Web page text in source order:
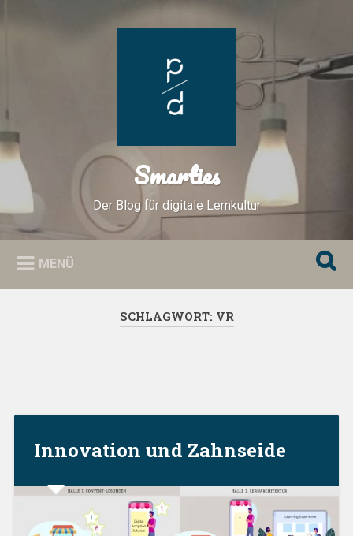
Smarties
Der Blog für digitale Lernkultur
MENÜ
SCHLAGWORT: VR
Innovation und Zahnseide